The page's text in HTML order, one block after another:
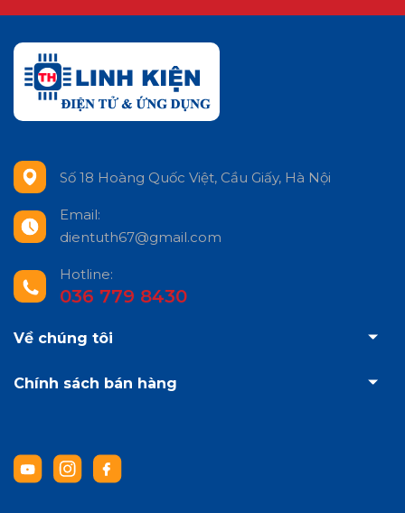
Số 18 Hoàng Quốc Việt, Cầu Giấy, Hà Nội
Email:
dientuth67@gmail.com
Hotline:
036 779 8430
Về chúng tôi
Chính sách bán hàng